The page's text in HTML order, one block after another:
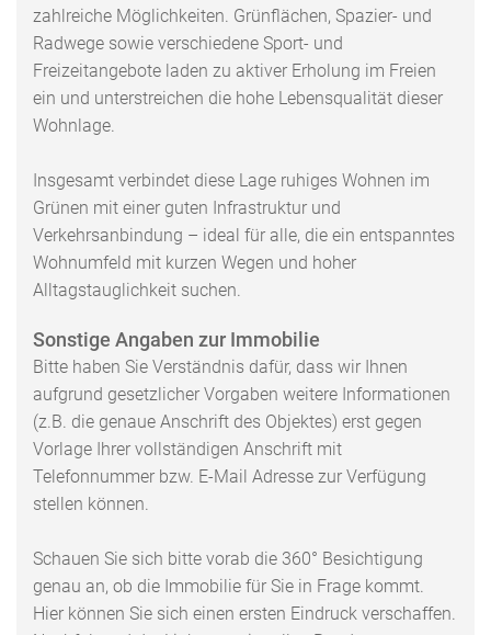
zahlreiche Möglichkeiten. Grünflächen, Spazier- und
Radwege sowie verschiedene Sport- und
Freizeitangebote laden zu aktiver Erholung im Freien
ein und unterstreichen die hohe Lebensqualität dieser
Wohnlage.
Insgesamt verbindet diese Lage ruhiges Wohnen im
Grünen mit einer guten Infrastruktur und
Verkehrsanbindung – ideal für alle, die ein entspanntes
Wohnumfeld mit kurzen Wegen und hoher
Alltagstauglichkeit suchen.
Sonstige Angaben zur Immobilie
Bitte haben Sie Verständnis dafür, dass wir Ihnen
aufgrund gesetzlicher Vorgaben weitere Informationen
(z.B. die genaue Anschrift des Objektes) erst gegen
Vorlage Ihrer vollständigen Anschrift mit
Telefonnummer bzw. E-Mail Adresse zur Verfügung
stellen können.
Schauen Sie sich bitte vorab die 360° Besichtigung
genau an, ob die Immobilie für Sie in Frage kommt.
Hier können Sie sich einen ersten Eindruck verschaffen.